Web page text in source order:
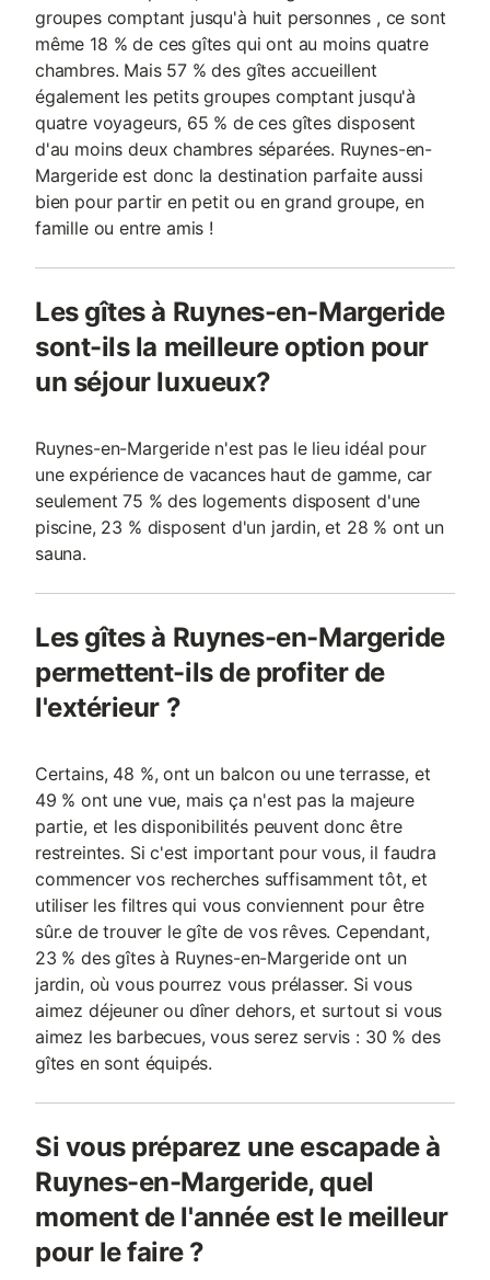
groupes comptant jusqu'à huit personnes , ce sont
même 18 % de ces gîtes qui ont au moins quatre
chambres. Mais 57 % des gîtes accueillent
également les petits groupes comptant jusqu'à
quatre voyageurs, 65 % de ces gîtes disposent
d'au moins deux chambres séparées. Ruynes-en-
Margeride est donc la destination parfaite aussi
bien pour partir en petit ou en grand groupe, en
famille ou entre amis !
Les gîtes à Ruynes-en-Margeride
sont-ils la meilleure option pour
un séjour luxueux?
Ruynes-en-Margeride n'est pas le lieu idéal pour
une expérience de vacances haut de gamme, car
seulement 75 % des logements disposent d'une
piscine, 23 % disposent d'un jardin, et 28 % ont un
sauna.
Les gîtes à Ruynes-en-Margeride
permettent-ils de profiter de
l'extérieur ?
Certains, 48 %, ont un balcon ou une terrasse, et
49 % ont une vue, mais ça n'est pas la majeure
partie, et les disponibilités peuvent donc être
restreintes. Si c'est important pour vous, il faudra
commencer vos recherches suffisamment tôt, et
utiliser les filtres qui vous conviennent pour être
sûr.e de trouver le gîte de vos rêves. Cependant,
23 % des gîtes à Ruynes-en-Margeride ont un
jardin, où vous pourrez vous prélasser. Si vous
aimez déjeuner ou dîner dehors, et surtout si vous
aimez les barbecues, vous serez servis : 30 % des
gîtes en sont équipés.
Si vous préparez une escapade à
Ruynes-en-Margeride, quel
moment de l'année est le meilleur
pour le faire ?